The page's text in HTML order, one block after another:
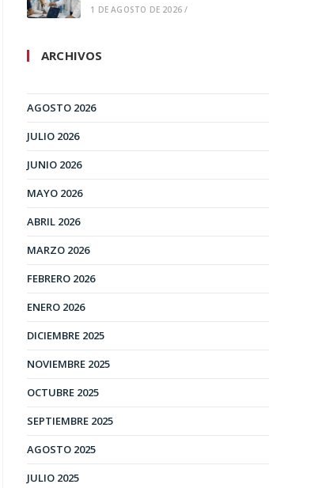
1 DE AGOSTO DE 2026 /
ARCHIVOS
AGOSTO 2026
JULIO 2026
JUNIO 2026
MAYO 2026
ABRIL 2026
MARZO 2026
FEBRERO 2026
ENERO 2026
DICIEMBRE 2025
NOVIEMBRE 2025
OCTUBRE 2025
SEPTIEMBRE 2025
AGOSTO 2025
JULIO 2025